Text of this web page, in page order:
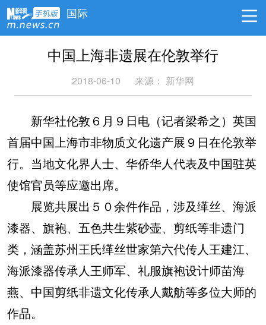
国际
中国上海非遗展在伦敦举行
2018-06-10 来源： 新华网
新华社伦敦６月９日电（记者梁希之）英国
首届中国上海市非物质文化遗产展９日在伦敦举
行。当地文化界人士、华侨华人代表及中国驻英
使馆官员等应邀出席。
展览共展出５０余件作品，涉及缂丝、海派
漆器、旗袍、五色共生紫砂壶、剪纸等非遗门
类，涵盖苏州王氏缂丝世家第六代传人王建江、
海派漆器传承人王师军、礼服旗袍设计师苗海
燕、中国剪纸非遗文化传承人戴舫等多位大师的
作品。